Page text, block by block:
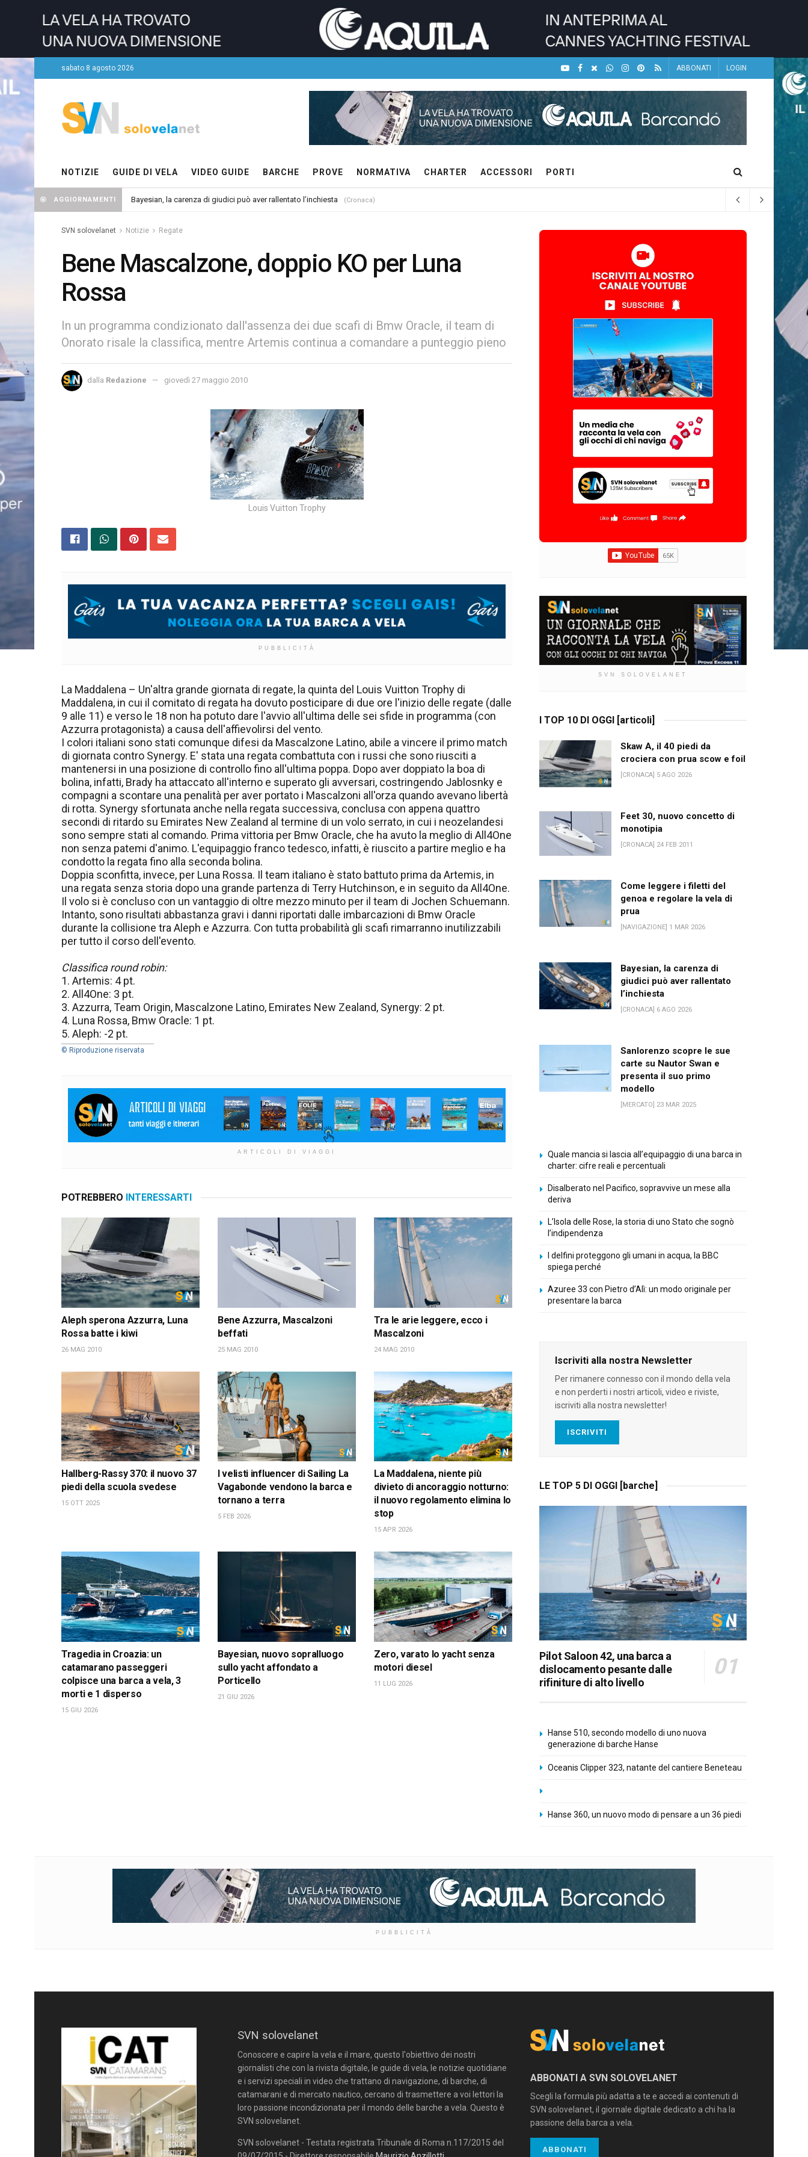
sabato 8 agosto 2026 ABBONATI LOGIN
NOTIZIE GUIDE DI VELA VIDEO GUIDE BARCHE PROVE NORMATIVA CHARTER ACCESSORI PORTI
AGGIORNAMENTI Bayesian, la carenza di giudici può aver rallentato l’inchiesta (Cronaca)
SVN solovelanet Notizie Regate
Bene Mascalzone, doppio KO per Luna
Rossa
In un programma condizionato dall'assenza dei due scafi di Bmw Oracle, il team di
Onorato risale la classifica, mentre Artemis continua a comandare a punteggio pieno
dalla Redazione giovedì 27 maggio 2010
Louis Vuitton Trophy
PUBBLICITÀ
La Maddalena – Un'altra grande giornata di regate, la quinta del Louis Vuitton Trophy di
Maddalena, in cui il comitato di regata ha dovuto posticipare di due ore l'inizio delle regate (dalle
9 alle 11) e verso le 18 non ha potuto dare l'avvio all'ultima delle sei sfide in programma (con
Azzurra protagonista) a causa dell'affievolirsi del vento.
I colori italiani sono stati comunque difesi da Mascalzone Latino, abile a vincere il primo match
di giornata contro Synergy. E' stata una regata combattuta con i russi che sono riusciti a
mantenersi in una posizione di controllo fino all'ultima poppa. Dopo aver doppiato la boa di
bolina, infatti, Brady ha attaccato all'interno e superato gli avversari, costringendo Jablosnky e
compagni a scontare una penalità per aver portato i Mascalzoni all'orza quando avevano libertà
di rotta. Synergy sfortunata anche nella regata successiva, conclusa con appena quattro
secondi di ritardo su Emirates New Zealand al termine di un volo serrato, in cui i neozelandesi
sono sempre stati al comando. Prima vittoria per Bmw Oracle, che ha avuto la meglio di All4One
non senza patemi d'animo. L'equipaggio franco tedesco, infatti, è riuscito a partire meglio e ha
condotto la regata fino alla seconda bolina.
Doppia sconfitta, invece, per Luna Rossa. Il team italiano è stato battuto prima da Artemis, in
una regata senza storia dopo una grande partenza di Terry Hutchinson, e in seguito da All4One.
Il volo si è concluso con un vantaggio di oltre mezzo minuto per il team di Jochen Schuemann.
Intanto, sono risultati abbastanza gravi i danni riportati dalle imbarcazioni di Bmw Oracle
durante la collisione tra Aleph e Azzurra. Con tutta probabilità gli scafi rimarranno inutilizzabili
per tutto il corso dell'evento.
Classifica round robin:
1. Artemis: 4 pt.
2. All4One: 3 pt.
3. Azzurra, Team Origin, Mascalzone Latino, Emirates New Zealand, Synergy: 2 pt.
4. Luna Rossa, Bmw Oracle: 1 pt.
5. Aleph: -2 pt.
© Riproduzione riservata
ARTICOLI DI VIAGGI
POTREBBERO INTERESSARTI
Aleph sperona Azzurra, Luna
Rossa batte i kiwi
26 MAG 2010
Bene Azzurra, Mascalzoni
beffati
25 MAG 2010
Tra le arie leggere, ecco i
Mascalzoni
24 MAG 2010
Hallberg-Rassy 370: il nuovo 37
piedi della scuola svedese
15 OTT 2025
I velisti influencer di Sailing La
Vagabonde vendono la barca e
tornano a terra
5 FEB 2026
La Maddalena, niente più
divieto di ancoraggio notturno:
il nuovo regolamento elimina lo
stop
15 APR 2026
Tragedia in Croazia: un
catamarano passeggeri
colpisce una barca a vela, 3
morti e 1 disperso
15 GIU 2026
Bayesian, nuovo sopralluogo
sullo yacht affondato a
Porticello
21 GIU 2026
Zero, varato lo yacht senza
motori diesel
11 LUG 2026
SVN SOLOVELANET
I TOP 10 DI OGGI [articoli]
Skaw A, il 40 piedi da
crociera con prua scow e foil
[CRONACA] 5 AGO 2026
Feet 30, nuovo concetto di
monotipia
[CRONACA] 24 FEB 2011
Come leggere i filetti del
genoa e regolare la vela di
prua
[NAVIGAZIONE] 1 MAR 2026
Bayesian, la carenza di
giudici può aver rallentato
l’inchiesta
[CRONACA] 6 AGO 2026
Sanlorenzo scopre le sue
carte su Nautor Swan e
presenta il suo primo
modello
[MERCATO] 23 MAR 2025
Quale mancia si lascia all’equipaggio di una barca in
charter: cifre reali e percentuali
Disalberato nel Pacifico, sopravvive un mese alla
deriva
L’Isola delle Rose, la storia di uno Stato che sognò
l’indipendenza
I delfini proteggono gli umani in acqua, la BBC
spiega perché
Azuree 33 con Pietro d’Alì: un modo originale per
presentare la barca
Iscriviti alla nostra Newsletter
Per rimanere connesso con il mondo della vela
e non perderti i nostri articoli, video e riviste,
iscriviti alla nostra newsletter!
ISCRIVITI
LE TOP 5 DI OGGI [barche]
Pilot Saloon 42, una barca a
dislocamento pesante dalle
rifiniture di alto livello
Hanse 510, secondo modello di uno nuova
generazione di barche Hanse
Oceanis Clipper 323, natante del cantiere Beneteau
Hanse 360, un nuovo modo di pensare a un 36 piedi
PUBBLICITÀ
SVN solovelanet
Conoscere e capire la vela e il mare, questo l'obiettivo dei nostri
giornalisti che con la rivista digitale, le guide di vela, le notizie quotidiane
e i servizi speciali in video che trattano di navigazione, di barche, di
catamarani e di mercato nautico, cercano di trasmettere a voi lettori la
loro passione incondizionata per il mondo delle barche a vela. Questo è
SVN solovelanet.
SVN solovelanet - Testata registrata Tribunale di Roma n.117/2015 del
ABBONATI A SVN SOLOVELANET
Scegli la formula più adatta a te e accedi ai contenuti di
SVN solovelanet, il giornale digitale dedicato a chi ha la
passione della barca a vela.
ABBONATI